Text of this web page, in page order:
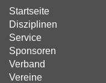
Startseite
Disziplinen
Service
Sponsoren
Verband
Vereine